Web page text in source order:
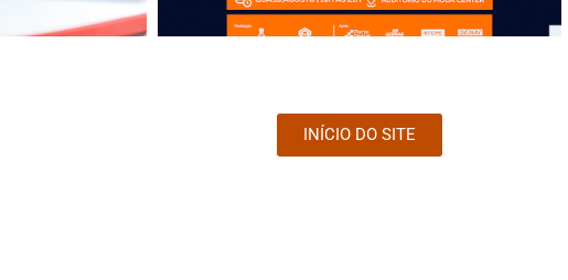
INÍCIO DO SITE